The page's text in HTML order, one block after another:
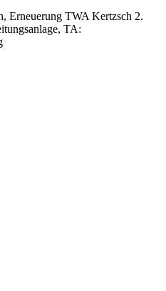
Erneuerung TWA Kertzsch 2.
TA: